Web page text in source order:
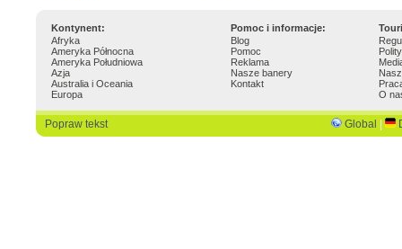
Kontynent: Pomoc i informacje:
Afryka
Ameryka Północna
Ameryka Południowa
Azja
Australia i Oceania
Europa
Blog
Pomoc
Reklama
Nasze banery
Kontakt
O
Popraw tekst Global